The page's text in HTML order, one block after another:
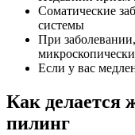
Соматические
системы
При
Если у вас
Как делается
пилинг